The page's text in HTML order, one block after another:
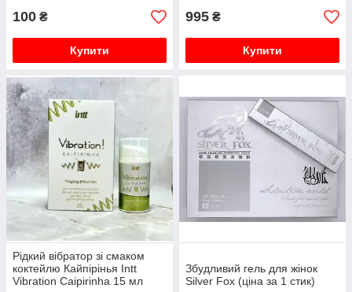
100 ₴
Купити
995 ₴
Купити
Рідкий вібратор зі смаком
коктейлю Кайпірінья Intt
Vibration Caipirinha 15 мл
Збудливий гель для жінок
Silver Fox (ціна за 1 стик)